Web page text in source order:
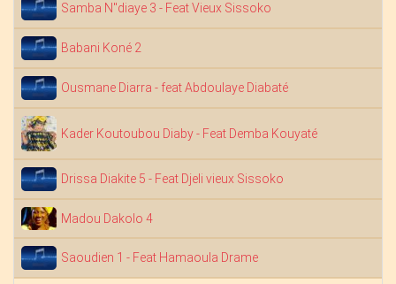
Samba N"diaye 3 - Feat Vieux Sissoko
Babani Koné 2
Ousmane Diarra - feat Abdoulaye Diabaté
Kader Koutoubou Diaby - Feat Demba Kouyaté
Drissa Diakite 5 - Feat Djeli vieux Sissoko
Madou Dakolo 4
Saoudien 1 - Feat Hamaoula Drame